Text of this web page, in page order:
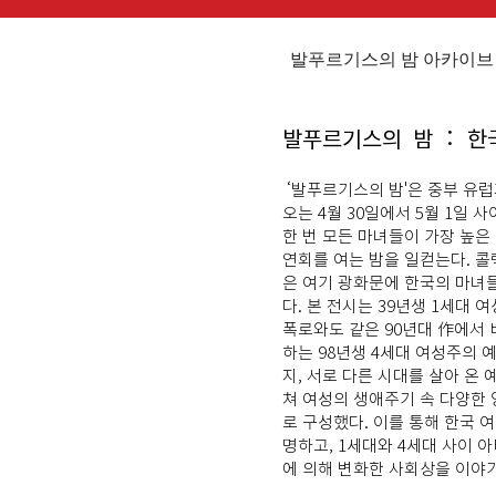
발푸르기스의 밤 아카이
발푸르기스의 밤 : 한
‘발푸르기스의 밤'은 중부 유
오는 4월 30일에서 5월 1일
한 번 모든 마녀들이 가장 높
연회를 여는 밤을 일컫는다.
은 여기 광화문에 한국의 마녀
다. 본 전시는 39년생 1세대
폭로와도 같은 90년대 作에서
하는 98년생 4세대 여성주의
지, 서로 다른 시대를 살아 온
쳐 여성의 생애주기 속 다양한
로 구성했다. 이를 통해 한국
명하고, 1세대와 4세대 사이
에 의해 변화한 사회상을 이야